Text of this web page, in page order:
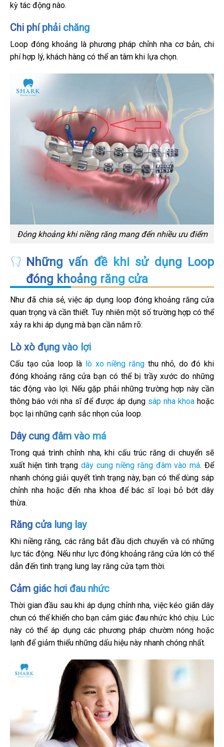
kỳ tác động nào.
Chi phí phải chăng
Loop đóng khoảng là phương pháp chỉnh nha cơ bản, chi
phí hợp lý, khách hàng có thể an tâm khi lựa chọn.
Đóng khoảng khi niềng răng mang đến nhiều ưu điểm
Những vấn đề khi sử dụng Loop
đóng khoảng răng cửa
Như đã chia sẻ, việc áp dụng loop đóng khoảng răng cửa
quan trọng và cần thiết. Tuy nhiên một số trường hợp có thể
xảy ra khi áp dụng mà bạn cần nắm rõ:
Lò xò đụng vào lợi
Cấu tạo của loop là lò xo niềng răngthu nhỏ, do đó khi
đóng khoảng răng cửa bạn có thể bị trầy xước do những
tác động vào lợi. Nếu gặp phải những trường hợp này cần
thông báo với nha sĩ để được áp dụng sáp nha khoahoặc
bọc lại những cạnh sắc nhọn của loop.
Dây cung đâm vào má
Trong quá trình chỉnh nha, khi cấu trúc răng di chuyển sẽ
xuất hiện tình trạngdây cung niềng răng đâm vào má. Để
nhanh chóng giải quyết tình trạng này, bạn có thể dùng sáp
chỉnh nha hoặc đến nha khoa để bác sĩ loại bỏ bớt dây
thừa.
Răng cửa lung lay
Khi niềng răng, các răng bắt đầu dịch chuyển và có những
lực tác động. Nếu như lực đóng khoảng răng cửa lớn có thể
dẫn đến tình trạng lung lay răng cửa tạm thời.
Cảm giác hơi đau nhức
Thời gian đầu sau khi áp dụng chỉnh nha, việc kéo giãn dây
chun có thể khiến cho bạn cảm giác đau nhức khó chịu. Lúc
này có thể áp dụng các phương pháp chườm nóng hoặc
lạnh để giảm thiểu những dấu hiệu này nhanh chóng nhất.